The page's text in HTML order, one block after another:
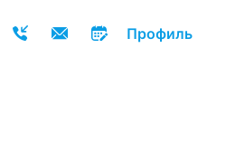
Профиль